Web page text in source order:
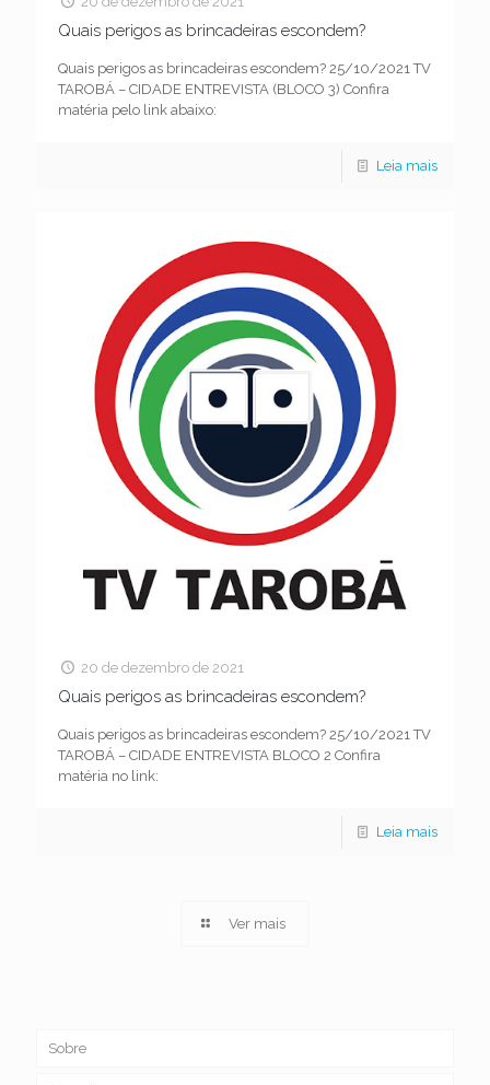
Quais perigos as brincadeiras escondem?
Quais perigos as brincadeiras escondem? 25/10/2021 TV
TAROBÁ – CIDADE ENTREVISTA (BLOCO 3) Confira
matéria pelo link abaixo:
Leia mais
20 de dezembro de 2021
Quais perigos as brincadeiras escondem?
Quais perigos as brincadeiras escondem? 25/10/2021 TV
TAROBÁ – CIDADE ENTREVISTA BLOCO 2 Confira
matéria no link:
Leia mais
Ver mais
Sobre